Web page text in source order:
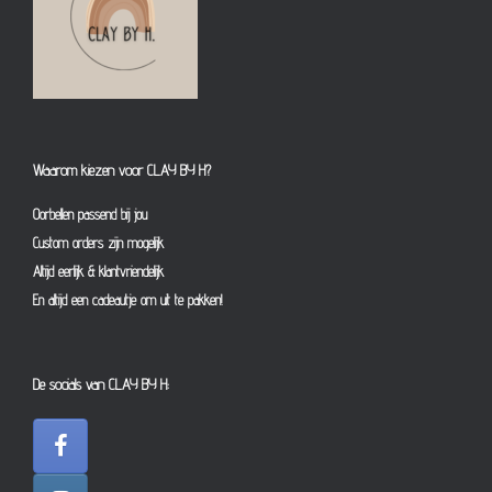
Waarom kiezen voor CLAY BY H?
Oorbellen passend bij jou
Custom orders zijn mogelijk
Altijd eerlijk & klantvriendelijk
En altijd een cadeautje om uit te pakken!
De socials van CLAY BY H: